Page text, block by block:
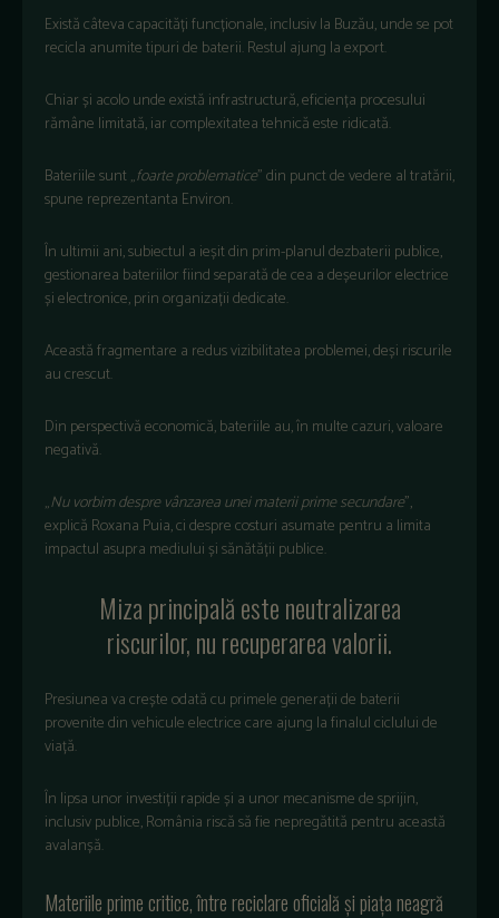
Există câteva capacități funcționale, inclusiv la Buzău, unde se pot
recicla anumite tipuri de baterii. Restul ajung la export.
Chiar și acolo unde există infrastructură, eficiența procesului
rămâne limitată, iar complexitatea tehnică este ridicată.
Bateriile sunt „foarte problematice” din punct de vedere al tratării,
spune reprezentanta Environ.
În ultimii ani, subiectul a ieșit din prim-planul dezbaterii publice,
gestionarea bateriilor fiind separată de cea a deșeurilor electrice
și electronice, prin organizații dedicate.
Această fragmentare a redus vizibilitatea problemei, deși riscurile
au crescut.
Din perspectivă economică, bateriile au, în multe cazuri, valoare
negativă.
„Nu vorbim despre vânzarea unei materii prime secundare”,
explică Roxana Puia, ci despre costuri asumate pentru a limita
impactul asupra mediului și sănătății publice.
Miza principală este neutralizarea
riscurilor, nu recuperarea valorii.
Presiunea va crește odată cu primele generații de baterii
provenite din vehicule electrice care ajung la finalul ciclului de
viață.
În lipsa unor investiții rapide și a unor mecanisme de sprijin,
inclusiv publice, România riscă să fie nepregătită pentru această
avalanșă.
Materiile prime critice, între reciclare oficială și piața neagră